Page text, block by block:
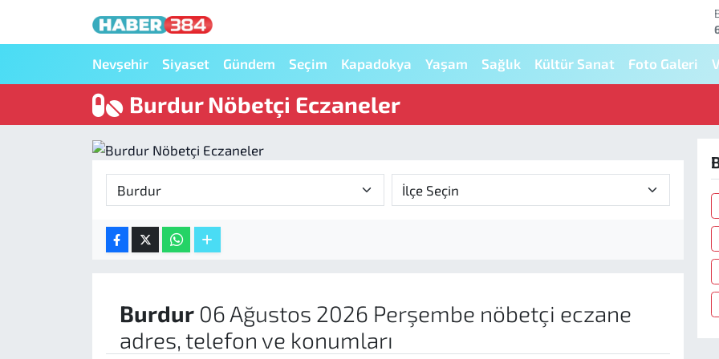
Nevşehir Siyaset Gündem Seçim Kapadokya Yaşam Sağlık Kültür Sanat Foto Galeri
Burdur Nöbetçi Eczaneler
Burdur06 Ağustos 2026 Perşembe nöbetçi eczane
adres, telefon ve konumları
Nöbetçi Eczaneler
Hava Durumu
Trafik Durumu
Süper Lig Puan Durumu ve Fikstür
Tüm Manşetler
Haber Arşivi